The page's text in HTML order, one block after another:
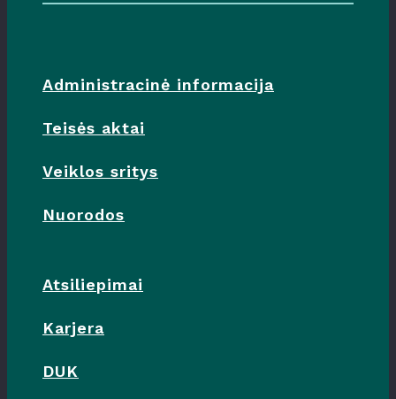
Administracinė informacija
Teisės aktai
Veiklos sritys
Nuorodos
Atsiliepimai
Karjera
DUK